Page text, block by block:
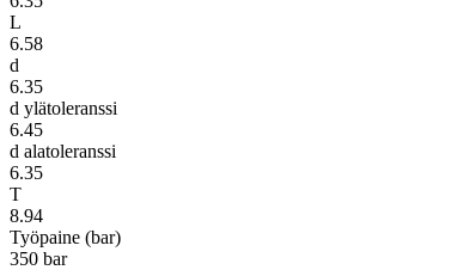
L
6.58
d
6.35
d ylätoleranssi
6.45
d alatoleranssi
6.35
T
8.94
Työpaine (bar)
350 bar